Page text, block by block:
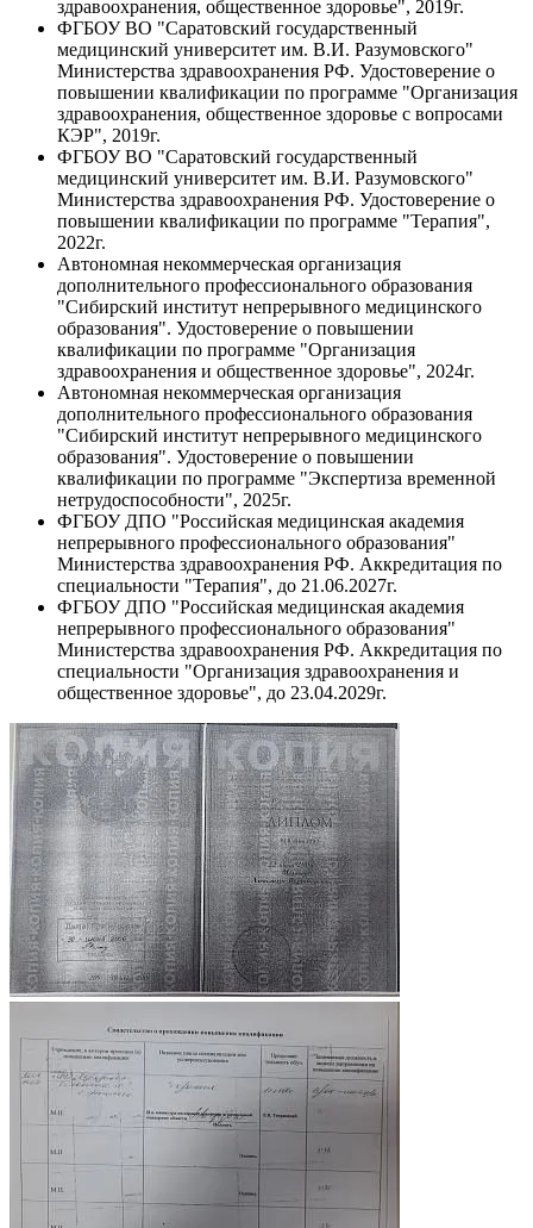
здравоохранения, общественное здоровье", 2019г.
ФГБОУ ВО "Саратовский государственный
медицинский университет им. В.И. Разумовского"
Министерства здравоохранения РФ. Удостоверение о
повышении квалификации по программе "Организация
здравоохранения, общественное здоровье с вопросами
КЭР", 2019г.
ФГБОУ ВО "Саратовский государственный
медицинский университет им. В.И. Разумовского"
Министерства здравоохранения РФ. Удостоверение о
повышении квалификации по программе "Терапия",
2022г.
Автономная некоммерческая организация
дополнительного профессионального образования
"Сибирский институт непрерывного медицинского
образования". Удостоверение о повышении
квалификации по программе "Организация
здравоохранения и общественное здоровье", 2024г.
Автономная некоммерческая организация
дополнительного профессионального образования
"Сибирский институт непрерывного медицинского
образования". Удостоверение о повышении
квалификации по программе "Экспертиза временной
нетрудоспособности", 2025г.
ФГБОУ ДПО "Российская медицинская академия
непрерывного профессионального образования"
Министерства здравоохранения РФ. Аккредитация по
специальности "Терапия", до 21.06.2027г.
ФГБОУ ДПО "Российская медицинская академия
непрерывного профессионального образования"
Министерства здравоохранения РФ. Аккредитация по
специальности "Организация здравоохранения и
общественное здоровье", до 23.04.2029г.